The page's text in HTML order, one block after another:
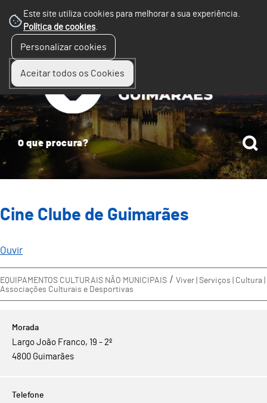
Este site utiliza cookies para melhorar a sua experiência.
Política de cookies.
Personalizar cookies
Aceitar todos os Cookies
Cine Clube de Guimarães
Ouvir
EQUIPAMENTOS CULTURAIS NÃO MUNICIPAIS
Viver | Serviços | Cultura |
Associações Culturais e Desportivas
Largo João Franco, 19 - 2º
4800 Guimarães